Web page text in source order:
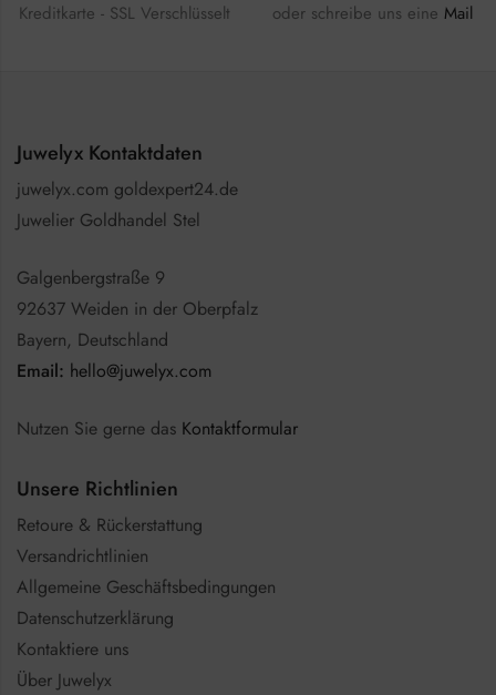
Kreditkarte - SSL Verschlüsselt
oder schreibe uns eine Mail
Juwelyx Kontaktdaten
juwelyx.com goldexpert24.de
Juwelier Goldhandel Stel
Galgenbergstraße 9
92637 Weiden in der Oberpfalz
Bayern, Deutschland
Email: hello@juwelyx.com
Nutzen Sie gerne das Kontaktformular
Unsere Richtlinien
Retoure & Rückerstattung
Versandrichtlinien
Allgemeine Geschäftsbedingungen
Datenschutzerklärung
Kontaktiere uns
Über Juwelyx